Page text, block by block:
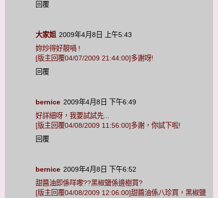
回覆
大家姐 2009年4月8日 上午5:43
妳炒得好靚喎 !
[版主回覆04/07/2009 21:44:00]多謝呀!
回覆
bernice 2009年4月8日 下午6:49
好詳細呀，我要試試先...
[版主回覆04/08/2009 11:56:00]多謝，你試下啦!
回覆
bernice 2009年4月8日 下午6:52
甜醬油即係咩嚟??黑椒鹽係邊樹買?
[版主回覆04/08/2009 12:06:00]甜醬油係八珍買，黑椒鹽